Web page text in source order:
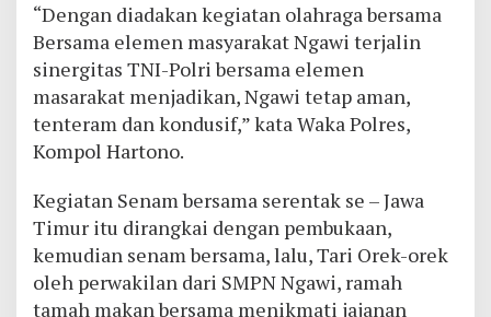
“Dengan diadakan kegiatan olahraga bersama
Bersama elemen masyarakat Ngawi terjalin
sinergitas TNI-Polri bersama elemen
masarakat menjadikan, Ngawi tetap aman,
tenteram dan kondusif,” kata Waka Polres,
Kompol Hartono.
Kegiatan Senam bersama serentak se – Jawa
Timur itu dirangkai dengan pembukaan,
kemudian senam bersama, lalu, Tari Orek-orek
oleh perwakilan dari SMPN Ngawi, ramah
tamah makan bersama menikmati jajanan